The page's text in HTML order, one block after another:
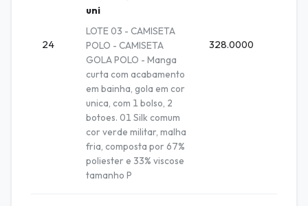
24
uni
LOTE 03 - CAMISETA
POLO - CAMISETA
GOLA POLO - Manga
curta com acabamento
em bainha, gola em cor
unica, com 1 bolso, 2
botoes. 01 Silk comum
cor verde militar, malha
fria, composta por 67%
poliester e 33% viscose
tamanho P
328.0000